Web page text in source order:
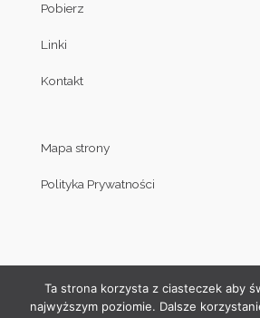
Pobierz
Linki
Kontakt
Mapa strony
Polityka Prywatności
Ta strona korzysta z ciasteczek aby
najwyższym poziomie. Dalsze